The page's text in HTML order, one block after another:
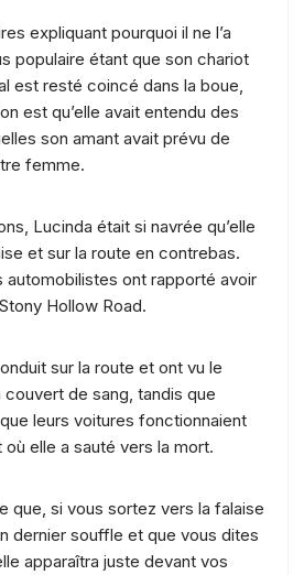
expliquant pourquoi il ne l’a
populaire étant que son chariot
est resté coincé dans la boue,
est qu’elle avait entendu des
son amant avait prévu de
femme.
Lucinda était si navrée qu’elle
et sur la route en contrebas.
automobilistes ont rapporté avoir
Hollow Road.
sur la route et ont vu le
de sang, tandis que
leurs voitures fonctionnaient
où elle a sauté vers la mort.
que, si vous sortez vers la falaise
dernier souffle et que vous dites
apparaîtra juste devant vos